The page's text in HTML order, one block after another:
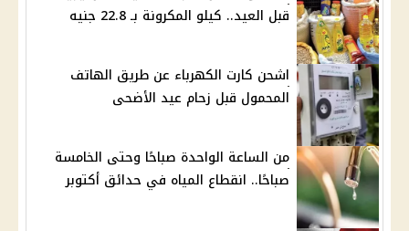
قبل العيد.. كيلو المكرونة بـ 22.8 جنيه
اشحن كارت الكهرباء عن طريق الهاتف
المحمول قبل زحام عيد الأضحى
من الساعة الواحدة صباحًا وحتى الخامسة
صباحًا.. انقطاع المياه في حدائق أكتوبر